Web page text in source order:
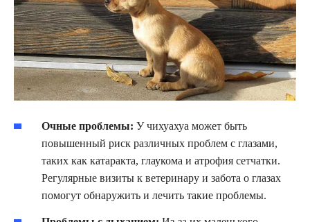
Очные проблемы: У чихуахуа может быть
повышенный риск различных проблем с глазами,
таких как катаракта, глаукома и атрофия сетчатки.
Регулярные визиты к ветеринару и забота о глазах
помогут обнаружить и лечить такие проблемы.